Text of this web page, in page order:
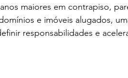
maiores em contrapiso,
e imóveis alugados,
responsabilidades e